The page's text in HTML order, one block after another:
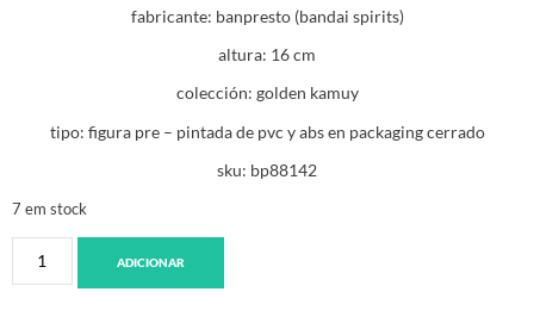
fabricante: banpresto (bandai spirits)
altura: 16 cm
colección: golden kamuy
tipo: figura pre – pintada de pvc y abs en packaging cerrado
sku: bp88142
7 em stock
ADICIONAR